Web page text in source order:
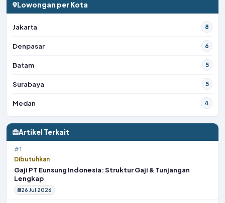
Lowongan per Kota
Jakarta 8
Denpasar 6
Batam 5
Surabaya 5
Medan 4
Artikel Terkait
#1
Dibutuhkan
Gaji PT Eunsung Indonesia: Struktur Gaji & Tunjangan
Lengkap
26 Jul 2026